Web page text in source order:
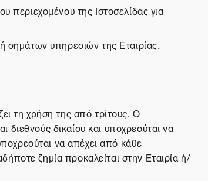
της Ιστοσελίδας για
υπηρεσιών της Εταιρίας,
τη χρήση της από τρίτους. Ο
δικαίου και υποχρεούται να
να απέχει από κάθε
ζημία προκαλείται στην Εταιρία ή/